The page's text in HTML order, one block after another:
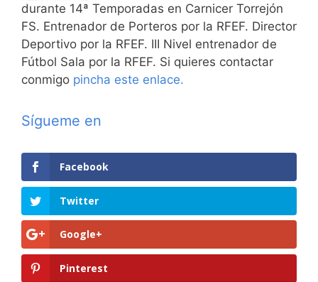
durante 14ª Temporadas en Carnicer Torrejón
FS. Entrenador de Porteros por la RFEF. Director
Deportivo por la RFEF. III Nivel entrenador de
Fútbol Sala por la RFEF. Si quieres contactar
conmigo pincha este enlace.
Sígueme en
Facebook
Twitter
Google+
Pinterest